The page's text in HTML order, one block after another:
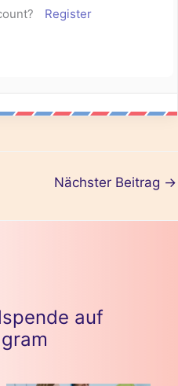
Register
Nächster Beitrag →
auf